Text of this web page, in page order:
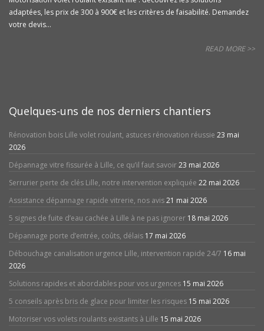
adaptées, les prix de 300 à 900€ et les critères de faisabilité. Demandez
votre devis...
READ MORE >>
Quelques-uns de nos derniers chantiers
Rénovation bois Lille volet roulant, astuces rénovation réussie 23 mai
2026
Dépannage vitre fissurée à Lille, ce qu’il faut savoir23 mai 2026
Serrurier perte de clés Lille, notre intervention expliquée 22 mai 2026
Assistance dépannage rapide vitrerie, nos avis21 mai 2026
5 signes de fuite d’eau cachée à Lille à ne pas ignorer 18 mai 2026
Dépannage porte d’entrée, coûts, délais 17 mai 2026
Débouchage canalisation urgence Lille, intervention rapide 24/7 16 mai
2026
Solutions rapides et abordables pour vos urgences 15 mai 2026
5 conseils après bris de glace pour limiter les risques 15 mai 2026
Motoriser vos volets roulants existants à Lille 15 mai 2026